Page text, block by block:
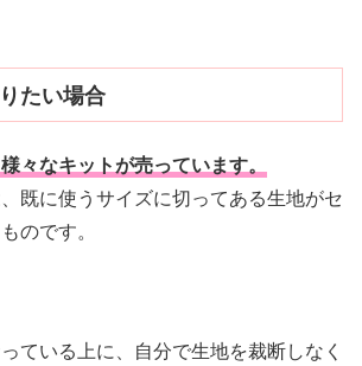
たい場合
々なキットが売っています。
既に使うサイズに切ってある生地がセ
のです。
ている上に、自分で生地を裁断しなく